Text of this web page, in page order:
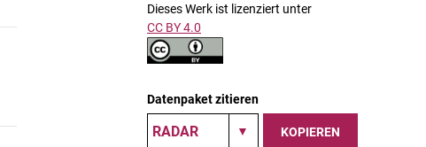
Dieses Werk ist lizenziert unter
CC BY 4.0
Datenpaket zitieren
KOPIEREN